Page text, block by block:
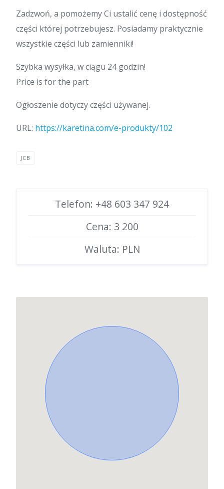
Zadzwoń, a pomożemy Ci ustalić cenę i dostępność
części której potrzebujesz. Posiadamy praktycznie
wszystkie części lub zamienniki!
Szybka wysyłka, w ciągu 24 godzin!
Price is for the part
Ogłoszenie dotyczy części używanej.
URL: https://karetina.com/e-produkty/102
JCB
Telefon: +48 603 347 924
Cena: 3 200
Waluta: PLN